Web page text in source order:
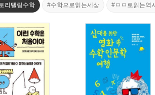
리텔링수학 #수학으로읽는세상 #ㅁㅁ로읽는역